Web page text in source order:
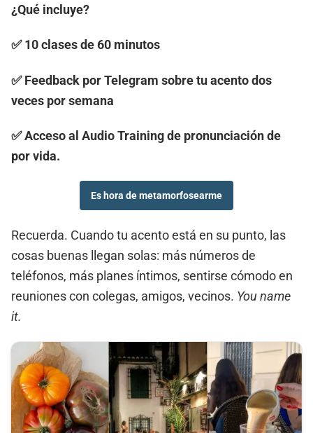
¿Qué incluye?
✅ 10 clases de 60 minutos
✅ Feedback por Telegram sobre tu acento dos
veces por semana
✅ Acceso al Audio Training de pronunciación de
por vida.
Es hora de metamorfosearme
Recuerda. Cuando tu acento está en su punto, las
cosas buenas llegan solas: más números de
teléfonos, más planes íntimos, sentirse cómodo en
reuniones con colegas, amigos, vecinos. You name
it.